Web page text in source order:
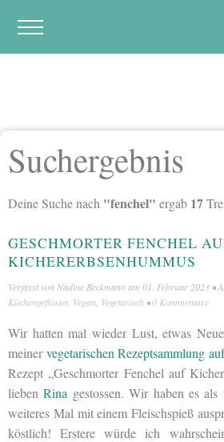
Suchergebnis
Deine Suche nach "fenchel" ergab 17
GESCHMORTER FENCHEL
KICHERERBSENHUMMUS
Verfasst von Nadine Beckmann am 01. Februar 2023 •
Küchengeflüster, Vegan Vegetarisch •0 Kommentare
Wir hatten mal wieder Lust, etwas
meinervegetarischen Rezeptsammlung
Rezept „Geschmorter Fenchel auf
liebenRina gestossen. Wir haben es
weiteres Mal mit einem Fleischspieß
köstlich! Erstere würde ich